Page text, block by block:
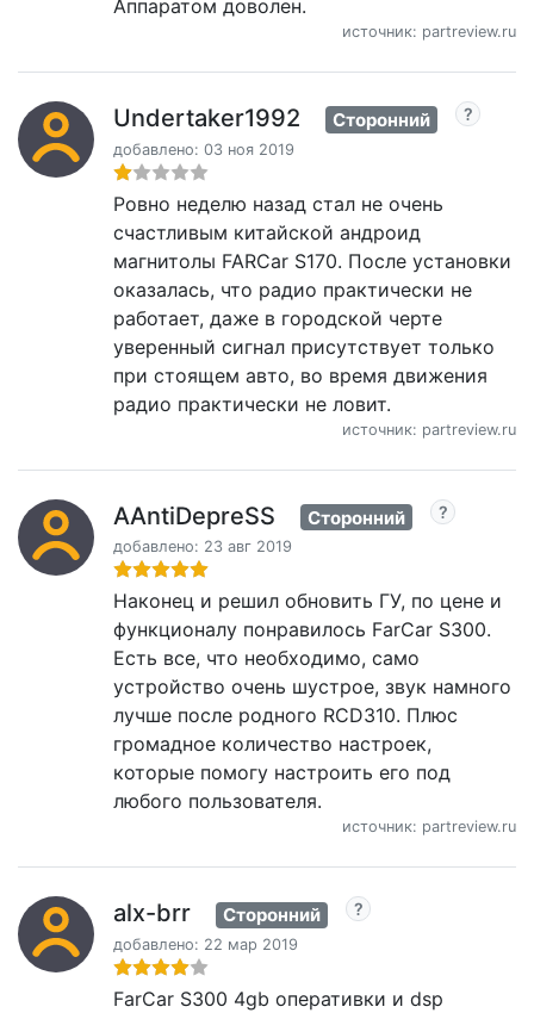
Аппаратом доволен.
источник: partreview.ru
Undertaker1992 Сторонний
добавлено: 03 ноя 2019
Ровно неделю назад стал не очень
счастливым китайской андроид
магнитолы FARCar S170. После установки
оказалась, что радио практически не
работает, даже в городской черте
уверенный сигнал присутствует только
при стоящем авто, во время движения
радио практически не ловит.
источник: partreview.ru
AAntiDepreSS Сторонний
добавлено: 23 авг 2019
Наконец и решил обновить ГУ, по цене и
функционалу понравилось FarCar S300.
Есть все, что необходимо, само
устройство очень шустрое, звук намного
лучше после родного RCD310. Плюс
громадное количество настроек,
которые помогу настроить его под
любого пользователя.
источник: partreview.ru
alx-brr Сторонний
добавлено: 22 мар 2019
FarCar S300 4gb оперативки и dsp